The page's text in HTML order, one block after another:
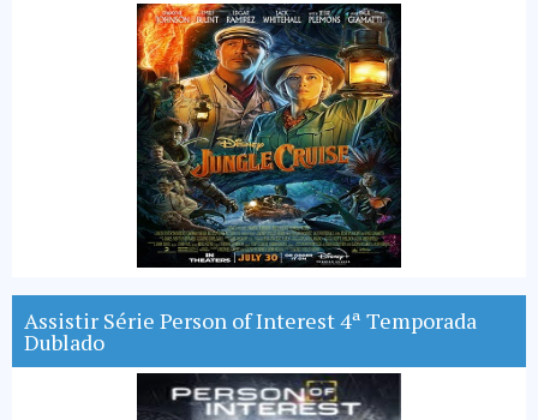
Assistir Série Person of Interest 4ª Temporada
Dublado